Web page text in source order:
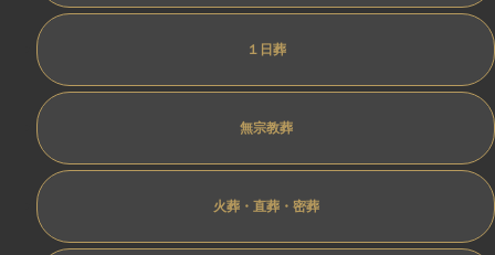
１日葬
無宗教葬
火葬・直葬・密葬